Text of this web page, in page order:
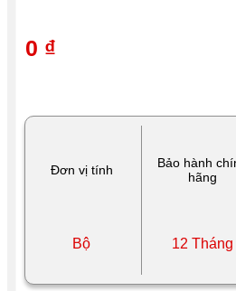
Đơn vị tính
Bảo hành
hãng
Bộ 12 Tháng
0 ₫